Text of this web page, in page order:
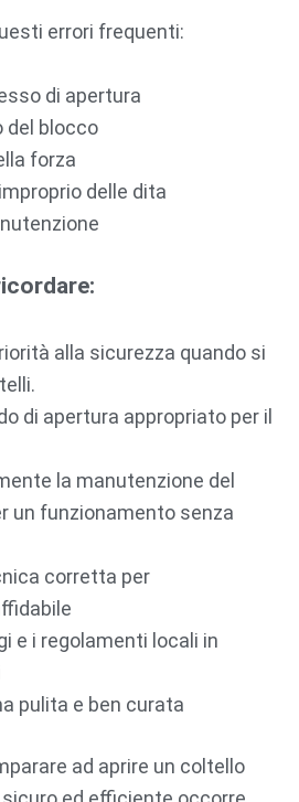
errori frequenti:
di apertura
del blocco
forza
delle dita
alla sicurezza quando si
di apertura appropriato per il
la manutenzione del
un funzionamento senza
corretta per
e i regolamenti locali in
pulita e ben curata
ad aprire un coltello